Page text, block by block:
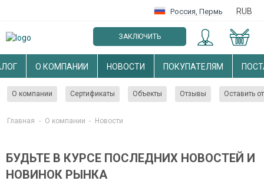
Россия, Пермь RUB
ЗАКЛЮЧИТЬ
ОПТОВЫЙ ДОГОВОР
О КОМПАНИИ НОВОСТИ ПОКУПАТЕЛЯМ
О компании Сертификаты Объекты Отзывы Оставить
Главная - О компании - Новости
БУДЬТЕ В КУРСЕ ПОСЛЕДНИХ НОВОСТЕЙ И
НОВИНОК РЫНКА